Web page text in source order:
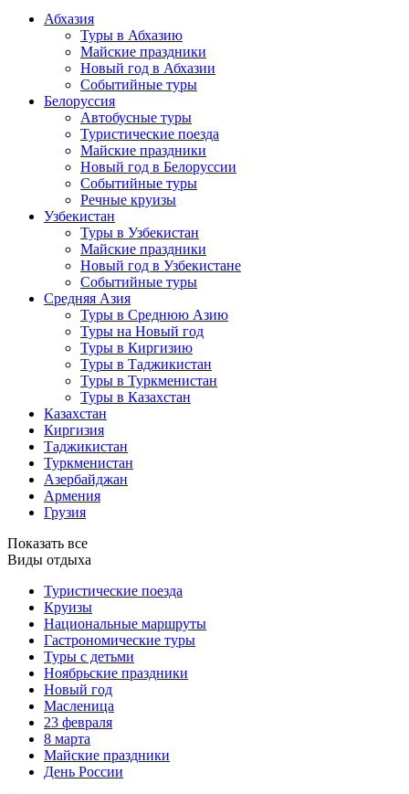
Абхазия
Туры в Абхазию
Майские праздники
Новый год в Абхазии
Событийные туры
Белоруссия
Автобусные туры
Туристические поезда
Майские праздники
Новый год в Белоруссии
Событийные туры
Речные круизы
Узбекистан
Туры в Узбекистан
Майские праздники
Новый год в Узбекистане
Событийные туры
Средняя Азия
Туры в Среднюю Азию
Туры на Новый год
Туры в Киргизию
Туры в Таджикистан
Туры в Туркменистан
Туры в Казахстан
Казахстан
Киргизия
Таджикистан
Туркменистан
Азербайджан
Армения
Грузия
Показать все
Виды отдыха
Туристические поезда
Круизы
Национальные маршруты
Гастрономические туры
Туры с детьми
Ноябрьские праздники
Новый год
Масленица
23 февраля
8 марта
Майские праздники
День России